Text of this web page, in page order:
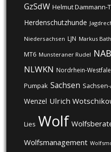
GzSdW Helmut Dammann-
Herdenschutzhunde
Niedersachsen LJN Markus
MT6 Munsteraner Rudel
NLWKN Nordrhein-
Pumpak Sachsen
Wenzel Ulrich
Lies Wolf
Wolfsmanagement